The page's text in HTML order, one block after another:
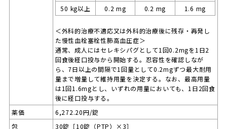
50 kg以上 0.2 mg 0.2 mg 1.6 mg
＜外科的治療不適応又は外科的治療後に残存・再発し
た慢性血栓塞栓性肺高血圧症＞
通常、成人にはセレキシパグとして1回0.2mgを1日2
回食後経口投与から開始する。忍容性を確認しなが
ら、7日以上の間隔で1回量として0.2mgずつ最大耐用
量まで増量して維持用量を決定する。なお、最高用量
は1回1.6mgとし、いずれの用量においても、1日2回食
後に経口投与する。
薬価
6,272.20円/錠
包
30錠［10錠（PTP）×3］